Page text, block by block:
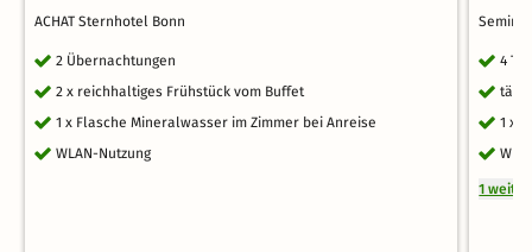
ACHAT Sternhotel Bonn
2 Übernachtungen
2 x reichhaltiges Frühstück vom Buffet
1 x Flasche Mineralwasser im Zimmer bei Anreise
WLAN-Nutzung
4
1 x
1